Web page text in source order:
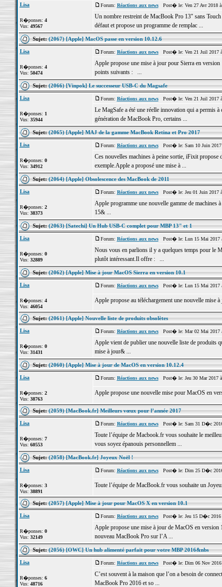
Lisa
R�ponses: 4
Vus: 49567
Forum: Réactions aux newsPost� le: Ven 27 Avr 2018
Un nombre restreint de MacBook Pro 13" sans
défaut et propose un programme de remplac ...
Sujet:(2067) [Apple] MacOS passe en version 10.12.6
Lisa
R�ponses: 4
Vus: 50474
Forum: Réactions aux newsPost� le: Ven 21 Juil 2017
Apple propose une mise à jour pour Sierra en
points suivants : ...
Sujet:(2066) [Vinpok] Le successeur USB-C du Magsafe
Lisa
R�ponses: 1
Vus: 35944
Forum: Réactions aux newsPost� le: Ven 21 Juil 2017
Le MagSafe a été une réelle innovation qui a permis
génération de MacBook Pro, certains ...
Sujet:(2065) [Apple] MAJ de la gamme MacBook Retina et Pro 2017
Lisa
R�ponses: 0
Vus: 34912
Forum: Réactions aux newsPost� le: Sam 10 Juin
Ces nouvelles machines à peine sortie, iFixit propose
exemple.Apple a proposé une mise à ...
Sujet:(2064) [Apple] Obsolescence des MacBook de 2011
Lisa
R�ponses: 2
Vus: 38373
Forum: Réactions aux newsPost� le: Jeu 01 Juin 2017
Apple programme une nouvelle gamme de
15& ...
Sujet:(2063) [Satechi] Un Hub USB-C complet pour MBP 13" et 1
Lisa
R�ponses: 0
Vus: 32889
Forum: Réactions aux newsPost� le: Lun 15 Mai 2017
Nous vous en parlions il y a quelques temps pour le
plutôt intéressant.Il offre : ...
Sujet:(2062) [Apple] Mise à jour MacOS Sierra en version 10.1
Lisa
R�ponses: 4
Vus: 46054
Forum: Réactions aux newsPost� le: Lun 15 Mai 2017
Apple propose au téléchargement une nouvelle mise
Sujet:(2061) [Apple] Nouvelle liste de produits obsolètes
Lisa
R�ponses: 0
Vus: 31431
Forum: Réactions aux newsPost� le: Mar 02 Mai 2017
Apple vient de publier une nouvelle liste de produits
mise à jour& ...
Sujet:(2060) [Apple] Mise à jour de MacOS en version 10.12.4
Lisa
R�ponses: 2
Vus: 38763
Forum: Réactions aux newsPost� le: Jeu 30 Mar 2017
Apple propose une nouvelle mise pour MacOS en
Sujet:(2059) [MacBook.fr] Meilleurs vœux pour l’année 2017
Lisa
R�ponses: 7
Vus: 60553
Forum: Réactions aux newsPost� le: Sam 31 D�c
Toute l’équipe de Macbook.fr vous souhaite le
vous soyez épanouis personnellem ...
Sujet:(2058) [MacBook.fr] Joyeux Noël !
Lisa
R�ponses: 3
Vus: 38891
Forum: Réactions aux newsPost� le: Dim 25 D�c
Toute l’équipe de MacBook.fr vous souhaite un
Sujet:(2057) [Apple] Mise à jour pour MacOS X en version 10.1
Lisa
R�ponses: 0
Vus: 32149
Forum: Réactions aux newsPost� le: Jeu 15 D�c
Apple propose une mise à jour de MacOS en
nouveau MacBook Pro sur l’A ...
Sujet:(2056) [OWC] Un hub alimenté parfait pour votre MBP 2016&nbs
Lisa
R�ponses: 6
Vus: 48716
Forum: Réactions aux newsPost� le: Dim 06 Nov
C’est souvent à la maison que l’on a besoin de
MacBook Pro 2016 et so ...